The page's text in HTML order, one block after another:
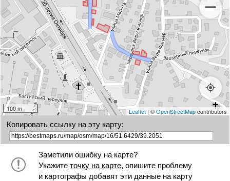
100 m Leaflet| ©OpenStreetMapcontributors
Копировать ссылку на эту карту:
Заметили ошибку на карте?
Укажите точку на карте, опишите проблему
и картографы добавят эти данные на карту